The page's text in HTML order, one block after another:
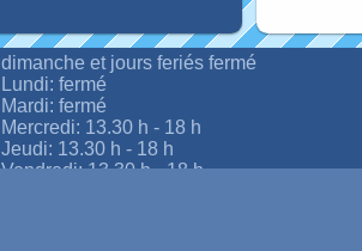
dimanche et jours feriés fermé
Lundi: fermé
Mardi: fermé
Mercredi: 13.30 h - 18 h
Jeudi: 13.30 h - 18 h
Vendredi: 13.30 h - 18 h